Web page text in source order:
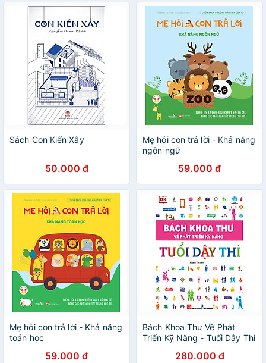
Sách Con Kiến Xây
50.000 đ
Mẹ hỏi con trả lời - Khả năng
ngôn ngữ
59.000 đ
Mẹ hỏi con trả lời - Khả năng
toán học
59.000 đ
Bách Khoa Thư Về Phát
Triển Kỹ Năng - Tuổi Dậy Thì
280.000 đ